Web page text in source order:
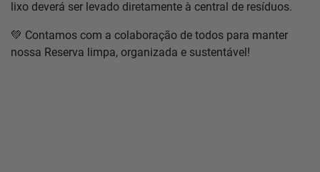
lixo deverá ser levado diretamente à central de resíduos.
💚 Contamos com a colaboração de todos para manter
nossa Reserva limpa, organizada e sustentável!